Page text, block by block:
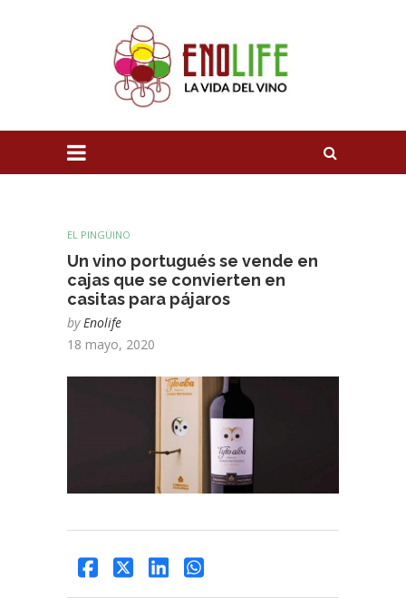
EL PINGÜINO
Un vino portugués se vende en
cajas que se convierten en
casitas para pájaros
by Enolife
18 mayo, 2020